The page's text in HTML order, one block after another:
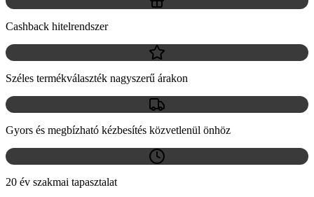
Cashback hitelrendszer
Széles termékválaszték nagyszerű árakon
Gyors és megbízható kézbesítés közvetlenül önhöz
20 év szakmai tapasztalat